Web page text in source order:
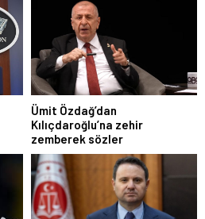
Ümit Özdağ’dan
Kılıçdaroğlu’na zehir
zemberek sözler